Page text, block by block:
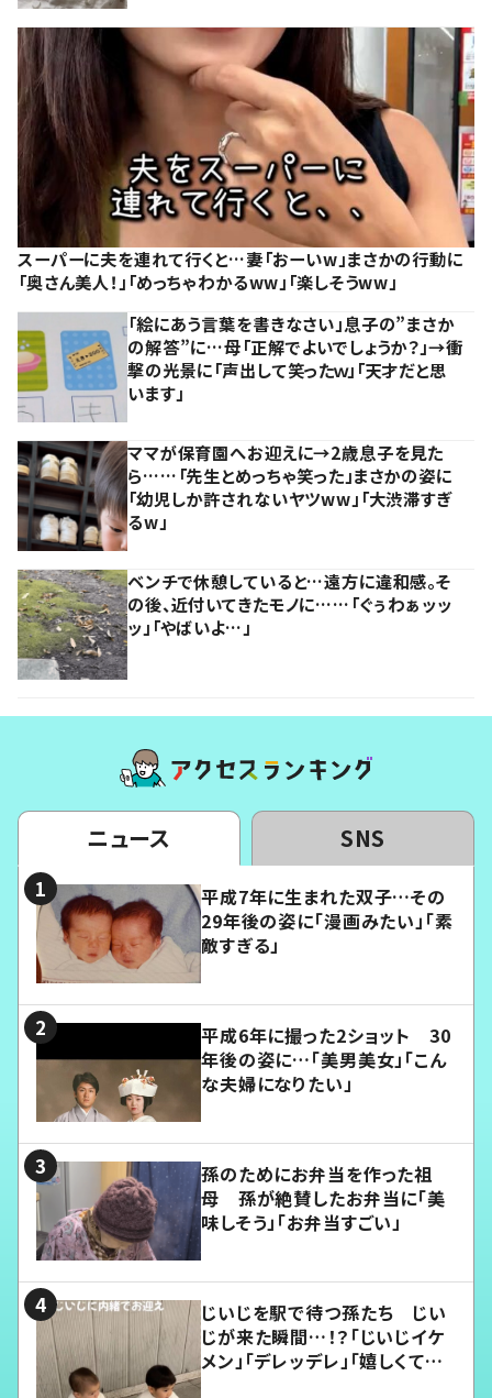
スーパーに夫を連れて行くと…妻「おーいw」まさかの行動に
「奥さん美人！」「めっちゃわかるww」「楽しそうww」
「絵にあう言葉を書きなさい」息子の”まさか
の解答”に…母「正解でよいでしょうか？」→衝
撃の光景に「声出して笑ったｗ」「天才だと思
います」
ママが保育園へお迎えに→2歳息子を見た
ら……「先生とめっちゃ笑った」まさかの姿に
「幼児しか許されないヤツww」「大渋滞すぎ
るw」
ベンチで休憩していると…遠方に違和感。そ
の後、近付いてきたモノに……「ぐぅわぁッッ
ッ」「やばいよ…」
ニュース SNS
平成7年に生まれた双子…その
29年後の姿に「漫画みたい」「素
敵すぎる」
平成6年に撮った2ショット 30
年後の姿に…「美男美女」「こん
な夫婦になりたい」
孫のためにお弁当を作った祖
母 孫が絶賛したお弁当に「美
味しそう」「お弁当すごい」
じいじを駅で待つ孫たち じい
じが来た瞬間…！？「じいじイケ
メン」「デレッデレ」「嬉しくて可